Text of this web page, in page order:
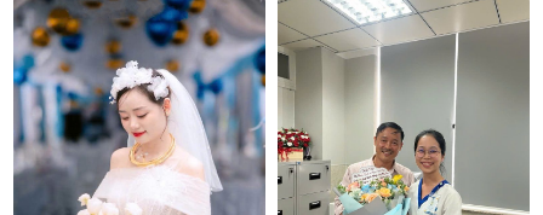
Công ty TNHH Hoa Tươi FLOWERSIGHT – Shop
hoa tươiTP.HCM
FlowerSight là shop hoa chuyên cung cấp
hoa tươi
Sài Gònvà toàn quốc với dịch vụ giao nhanh, đúng
hẹn. Mỗi sản phẩm là một tác phẩm nghệ thuật
được thiết kế bởi đội ngũ chuyên nghiệp, trong đó có